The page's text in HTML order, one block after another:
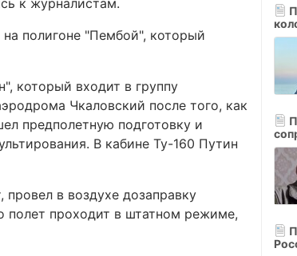
к журналистам.
полигоне "Пембой", который
который входит в группу
Чкаловский после того, как
предполетную подготовку и
В кабине Ту-160 Путин
в воздухе дозаправку
полет проходит в штатном режиме,